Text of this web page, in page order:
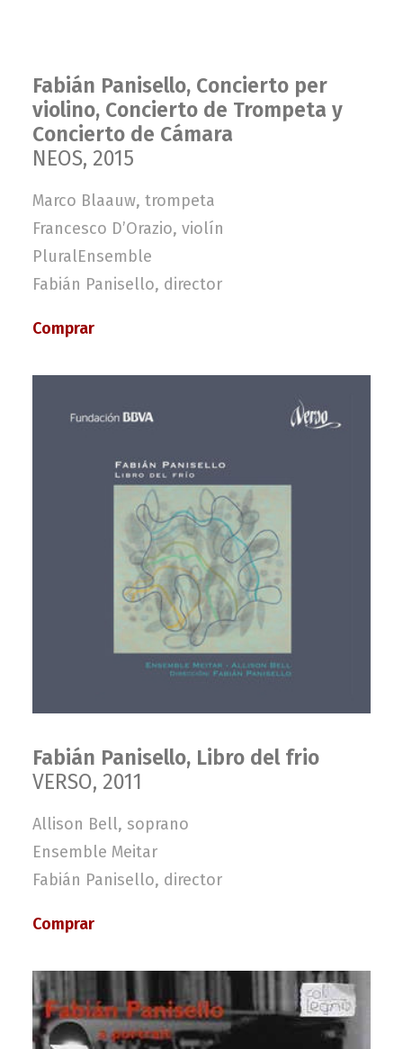
Fabián Panisello, Concierto per
violino, Concierto de Trompeta y
Concierto de Cámara
NEOS, 2015
Marco Blaauw, trompeta
Francesco D’Orazio, violín
PluralEnsemble
Fabián Panisello, director
Comprar
Fabián Panisello, Libro del frio
VERSO, 2011
Allison Bell, soprano
Ensemble Meitar
Fabián Panisello, director
Comprar